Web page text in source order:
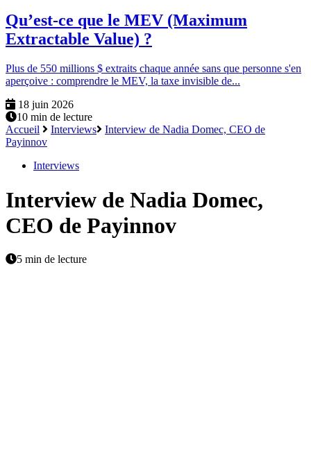
Qu’est-ce que le MEV (Maximum
Extractable Value) ?
Plus de 550 millions $ extraits chaque année sans que personne s'en
aperçoive : comprendre le MEV, la taxe invisible de...
18 juin 2026
10 min de lecture
Accueil
Interviews
Interview de Nadia Domec, CEO de
Payinnov
Interviews
Interview de Nadia Domec,
CEO de Payinnov
5 min de lecture